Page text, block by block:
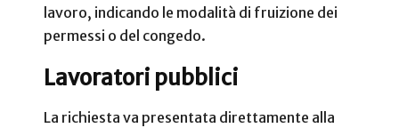
lavoro, indicando le modalità di fruizione dei
permessi o del congedo.
Lavoratori pubblici
La richiesta va presentata direttamente alla